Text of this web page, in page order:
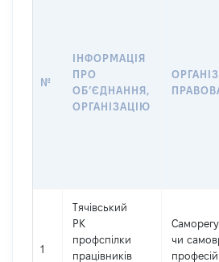
№
ІНФОРМАЦІЯ
ПРО
ОБʼЄДНАННЯ,
ОРГАНІЗАЦІЮ
1
Тячівський
РК
профспілки
працівників
чи